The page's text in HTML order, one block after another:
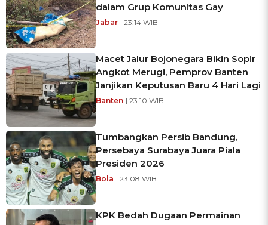
dalam Grup Komunitas Gay
Jabar | 23:14 WIB
Macet Jalur Bojonegara Bikin Sopir
Angkot Merugi, Pemprov Banten
Janjikan Keputusan Baru 4 Hari Lagi
Banten | 23:10 WIB
Tumbangkan Persib Bandung,
Persebaya Surabaya Juara Piala
Presiden 2026
Bola | 23:08 WIB
KPK Bedah Dugaan Permainan